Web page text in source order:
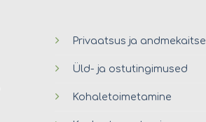
Privaatsus ja andmekaitse
Üld- ja ostutingimused
Kohaletoimetamine